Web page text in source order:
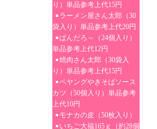
り）単品参考上代15円
ラーメン屋さん太郎（30
袋入り）単品参考上代20円
ぱんだろ～（24個入り）
単品参考上代12円
焼肉さん太郎（30袋入
り）単品参考上代15円
ペヤングやきそばソース
カツ（50個入り）単品参考
上代10円
モナカの皮（50枚入り）
いちご大福165ｇ（約28個